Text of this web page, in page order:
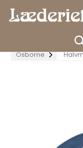
📣TILBUD -
Osborne
Måske